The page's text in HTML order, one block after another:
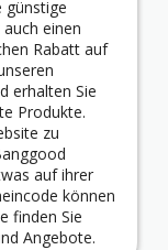
günstige
einen
Rabatt auf
erhalten Sie
Produkte.
zu
auf ihrer
können
finden Sie
Angebote.